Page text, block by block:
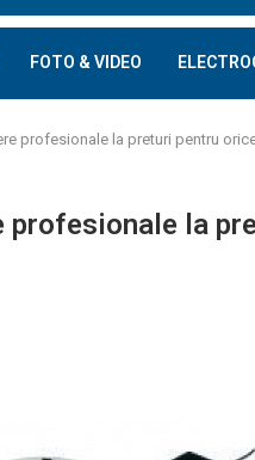
FOTO & VIDEO
profesionale la preturi pentru
profesionale la